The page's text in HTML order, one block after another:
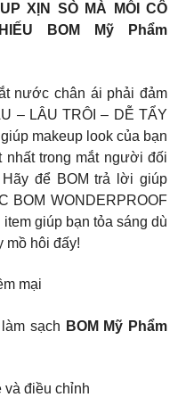
XỊN SÒ MÀ MỖI CÔ
BOM Mỹ Phẩm
nước chân ái phải đảm
– LÂU TRÔI – DỄ TẨY
makeup look của bạn
trong mắt người đối
để BOM trả lời giúp
BOM WONDERPROOF
giúp bạn tỏa sáng dù
mồ hôi đấy!
mại
sạch BOM Mỹ Phẩm
và điều chỉnh